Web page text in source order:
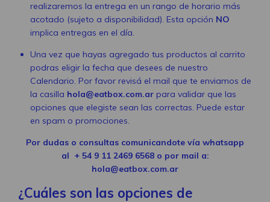
realizaremos la entrega en un rango de horario más
acotado (sujeto a disponibilidad). Esta opción NO
implica entregas en el día.
Una vez que hayas agregado tus productos al carrito
podras eligir la fecha que desees de nuestro
Calendario. Por favor revisá el mail que te enviamos de
la casilla hola@eatbox.com.ar para validar que las
opciones que elegiste sean las correctas. Puede estar
en spam o promociones.
Por dudas o consultas comunicandote vía whatsapp
al + 54 9 11 2469 6568o por mail a:
hola@eatbox.com.ar
¿Cuáles son las opciones de